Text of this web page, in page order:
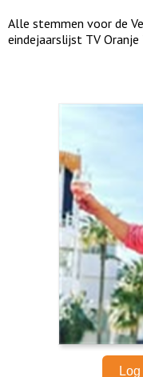
Alle stemmen voor de
eindejaarslijst TV Oranje